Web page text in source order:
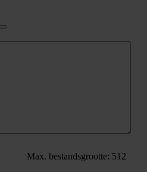
Max. bestandsgrootte: 512